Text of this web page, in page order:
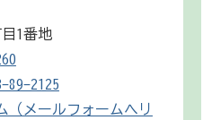
1番地
89-2125
（メールフォームへリ